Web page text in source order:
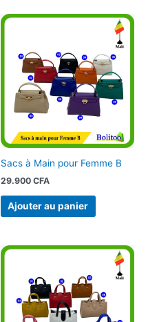
Sacs à Main pour Femme B
29.900 CFA
Ajouter au panier